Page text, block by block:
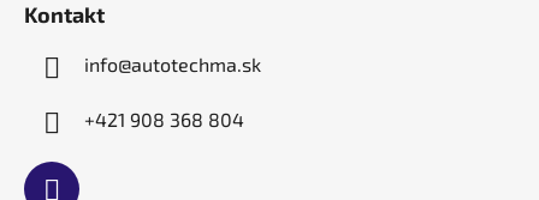
Kontakt
info@autotechma.sk
+421 908 368 804